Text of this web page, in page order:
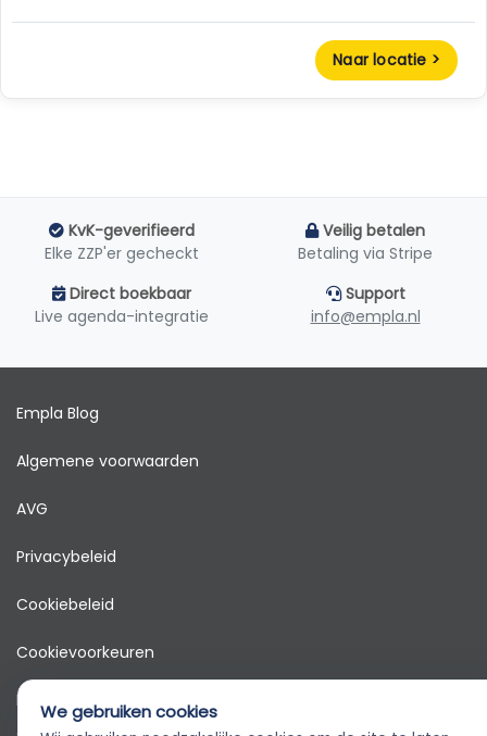
Naar locatie >
KvK-geverifieerd
Elke ZZP'er gecheckt
Veilig betalen
Betaling via Stripe
Direct boekbaar
Live agenda-integratie
Support
info@empla.nl
Empla Blog
Algemene voorwaarden
AVG
Privacybeleid
Cookiebeleid
Cookievoorkeuren
Klantenservice
We gebruiken cookies